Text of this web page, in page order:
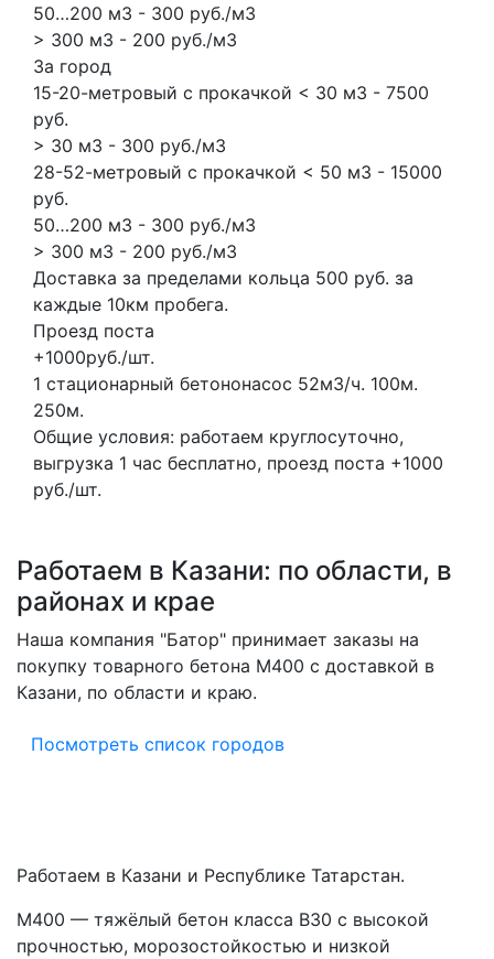
50…200 м3 - 300 руб./м3
> 300 м3 - 200 руб./м3
За город
15-20-метровый с прокачкой < 30 м3 - 7500
руб.
> 30 м3 - 300 руб./м3
28-52-метровый с прокачкой < 50 м3 - 15000
руб.
50…200 м3 - 300 руб./м3
> 300 м3 - 200 руб./м3
Доставка за пределами кольца 500 руб. за
каждые 10км пробега.
Проезд поста
+1000руб./шт.
1 стационарный бетононасос 52м3/ч. 100м.
250м.
Общие условия: работаем круглосуточно,
выгрузка 1 час бесплатно, проезд поста +1000
руб./шт.
Работаем в Казани: по области, в
районах и крае
Наша компания "Батор" принимает заказы на
покупку товарного бетона M400 с доставкой в
Казани, по области и краю.
Посмотреть список городов
Работаем в Казани и Республике Татарстан.
М400 — тяжёлый бетон класса В30 с высокой
прочностью, морозостойкостью и низкой